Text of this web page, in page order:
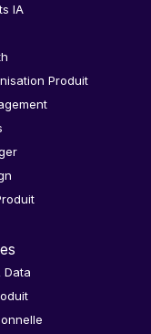
IA
Produit
Data